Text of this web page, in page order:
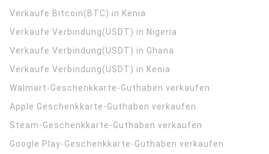
Verkaufe Bitcoin(BTC) in Kenia
Verkaufe Verbindung(USDT) in Nigeria
Verkaufe Verbindung(USDT) in Ghana
Verkaufe Verbindung(USDT) in Kenia
Walmart-Geschenkkarte-Guthaben verkaufen
Apple Geschenkkarte-Guthaben verkaufen
Steam-Geschenkkarte-Guthaben verkaufen
Google Play-Geschenkkarte-Guthaben verkaufen